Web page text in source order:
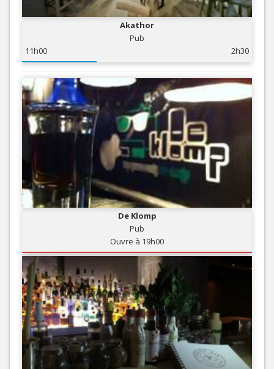
Akathor
Pub
11h00
2h30
De Klomp
Pub
Ouvre à 19h00